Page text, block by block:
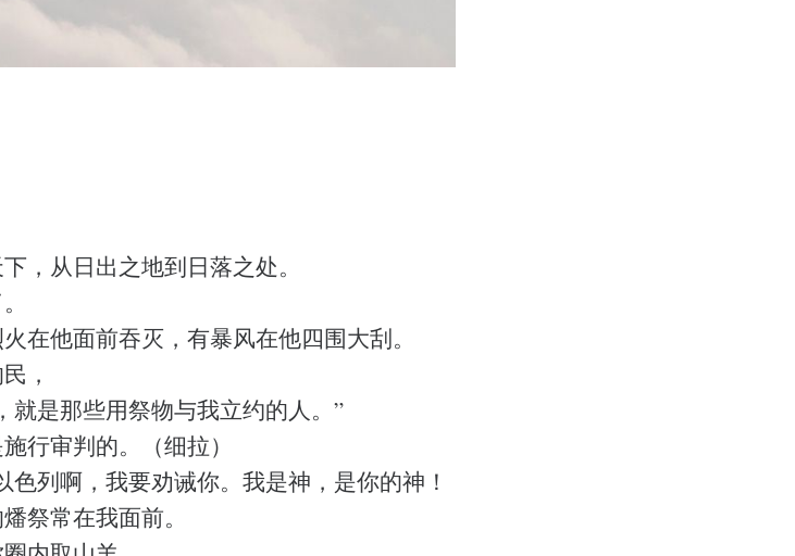
，从日出之地到日落之处。
在他面前吞灭，有暴风在他四围大刮。
，
就是那些用祭物与我立约的人。”
行审判的。（细拉）
列啊，我要劝诫你。我是神，是你的神！
祭常在我面前。